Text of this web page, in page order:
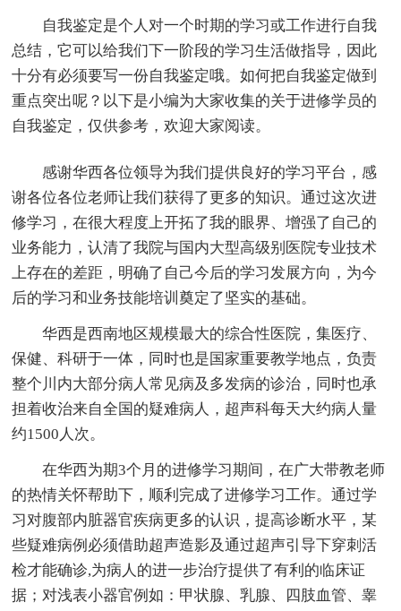
自我鉴定是个人对一个时期的学习或工作进行自我
总结，它可以给我们下一阶段的学习生活做指导，因此
十分有必须要写一份自我鉴定哦。如何把自我鉴定做到
重点突出呢？以下是小编为大家收集的关于进修学员的
自我鉴定，仅供参考，欢迎大家阅读。
感谢华西各位领导为我们提供良好的学习平台，感
谢各位各位老师让我们获得了更多的知识。通过这次进
修学习，在很大程度上开拓了我的眼界、增强了自己的
业务能力，认清了我院与国内大型高级别医院专业技术
上存在的差距，明确了自己今后的学习发展方向，为今
后的学习和业务技能培训奠定了坚实的基础。
华西是西南地区规模最大的综合性医院，集医疗、
保健、科研于一体，同时也是国家重要教学地点，负责
整个川内大部分病人常见病及多发病的诊治，同时也承
担着收治来自全国的疑难病人，超声科每天大约病人量
约1500人次。
在华西为期3个月的进修学习期间，在广大带教老师
的热情关怀帮助下，顺利完成了进修学习工作。通过学
习对腹部内脏器官疾病更多的认识，提高诊断水平，某
些疑难病例必须借助超声造影及通过超声引导下穿刺活
检才能确诊,为病人的进一步治疗提供了有利的临床证
据；对浅表小器官例如：甲状腺、乳腺、四肢血管、睾